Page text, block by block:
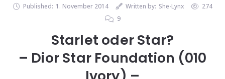
Published: 1. November 2014 Written by: She-Lynx
274
9
Starlet oder Star?
– Dior Star Foundation (010